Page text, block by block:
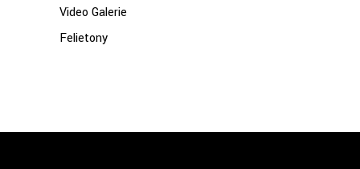
Video Galerie
Felietony